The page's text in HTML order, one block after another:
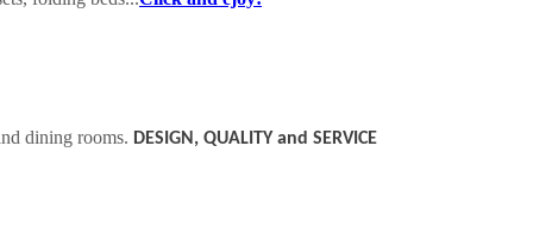
dining rooms. DESIGN, QUALITY and SERVICE